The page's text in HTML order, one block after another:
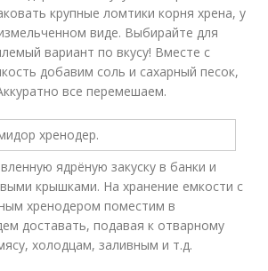
крупные ломтики корня хрена, у
виде. Выбирайте для
вариант по вкусу! Вместе с
добавим соль и сахарный песок,
все перемешаем.
ядрёную закуску в банки и
крышками. На хранение емкости с
хренодером поместим в
доставать, подавая к отварному
холодцам, заливным и т.д.